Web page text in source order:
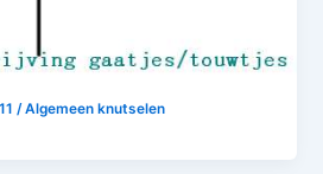
/Algemeen knutselen